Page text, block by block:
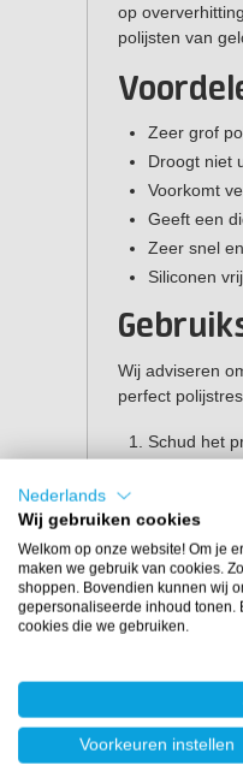
op
polijsten van
Zeer grof
Droogt niet
Voorkomt
Geeft een
Zeer snel
Siliconen vrij.
Wij adviseren
perfect
Schud het
Maak het
Polijst het
Polijst
Blijf
Veeg het
door
verwijderen.
Nederlands
Wij gebruiken cookies
Welkom op onze website! Om je
maken we gebruik van cookies.
shoppen. Bovendien kunnen wij
gepersonaliseerde inhoud tonen.
cookies die we gebruiken.
Voorkeuren instellen